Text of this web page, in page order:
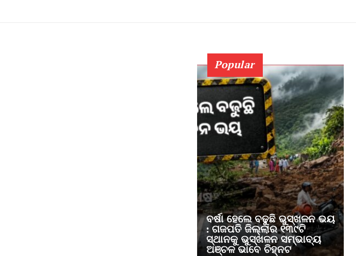
Popular
ବର୍ଷା ହେଲେ ବଢୁଛି ଭୁସ୍ଖଳନ ଭୟ
: ଗଜପତି ଜିଲ୍ଲାର ୧୩୯ଟି
ସ୍ଥାନକୁ ଭୁସ୍ଖଳନ ସମ୍ଭାବ୍ୟ
ଅଞ୍ଚଳ ଭାବେ ଚିହ୍ନଟ